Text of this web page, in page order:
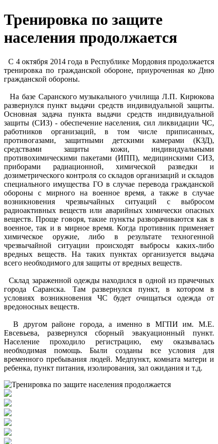
Тренировка по защите
населения продолжается
С 4 октября 2014 года в Республике Мордовия продолжается
тренировка по гражданской обороне, приуроченная ко Дню
гражданской обороны.
На базе Саранского музыкального училища Л.П. Кирюкова
развернулся пункт выдачи средств индивидуальной защиты.
Основная задача пункта выдачи средств индивидуальной
защиты (СИЗ) - обеспечение населения, сил ликвидации ЧС,
работников организаций, в том числе приписанных,
противогазами, защитными детскими камерами (КЗД),
средствами защиты кожи, индивидуальными
противохимическими пакетами (ИПП), медицинскими СИЗ,
приборами радиационной, химической разведки и
дозиметрического контроля со складов организаций и складов
специального имущества ГО в случае перевода гражданской
обороны с мирного на военное время, а также в случае
возникновения чрезвычайных ситуаций с выбросом
радиоактивных веществ или аварийных химически опасных
веществ. Проще говоря, такие пункты разворачиваются как в
военное, так и в мирное время. Когда противник применяет
химическое оружие, либо в результате техногенной
чрезвычайной ситуации происходят выбросы каких-либо
вредных веществ. На таких пунктах организуется выдача
всего необходимого для защиты от вредных веществ.
Склад зараженной одежды находился в одной из прачечных
города Саранска. Там развернулся пункт, в котором в
условиях возникновения ЧС будет очищаться одежда от
вредоносных веществ.
В другом районе города, а именно в МГПИ им. М.Е.
Евсевьева, развернулся сборный эвакуационный пункт.
Население проходило регистрацию, ему оказывалась
необходимая помощь. Были созданы все условия для
временного пребывания людей. Медпункт, комната матери и
ребенка, пункт питания, изолирования, зал ожидания и т.д.